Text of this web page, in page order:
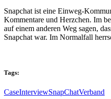
Snapchat ist eine Einweg-
Kommentare und Herzchen. Im
auf einem anderen Weg sagen,
Snapchat war. Im Normalfall
Tags:
CaseInterviewSnapChatVerband